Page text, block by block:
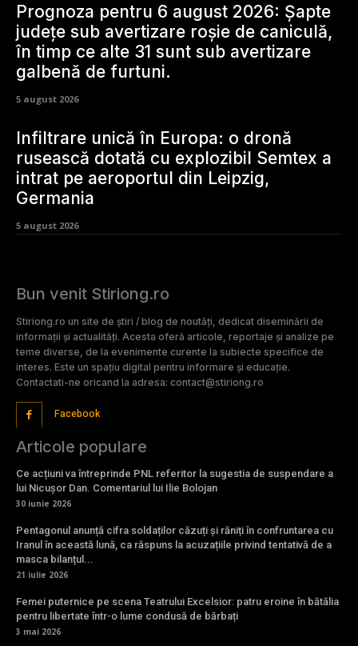
Prognoza pentru 6 august 2026: Șapte
județe sub avertizare roșie de caniculă,
în timp ce alte 31 sunt sub avertizare
galbenă de furtuni.
5 august 2026
Infiltrare unică în Europa: o dronă
rusească dotată cu explozibil Semtex a
intrat pe aeroportul din Leipzig,
Germania
5 august 2026
Bun venit Stiriong.ro
Stiriong.ro un site de știri / blog de noutăți, dedicat diseminării de
informații și actualități. Acesta oferă articole, reportaje și analize pe
teme diverse, de la evenimente curente la subiecte specifice de
interes. Este un spațiu digital pentru informare și educație.
Contactati-ne oricand la adresa: contact@stiriong.ro
Facebook
Articole populare
Ce acțiuni va întreprinde PNL referitor la sugestia de suspendare a
lui Nicușor Dan. Comentariul lui Ilie Bolojan
30 iunie 2026
Pentagonul anunță cifra soldaților căzuți și răniți în confruntarea cu
Iranul în această lună, ca răspuns la acuzațiile privind tentativă de a
masca bilanțul...
21 iulie 2026
Femei puternice pe scena Teatrului Excelsior: patru eroine în bătălia
pentru libertate într-o lume condusă de bărbați
3 mai 2026